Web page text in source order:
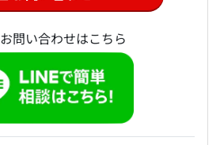
問い合わせはこちら